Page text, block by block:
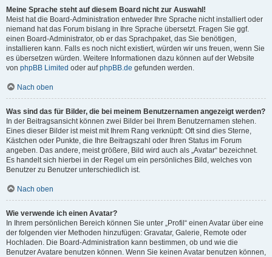
Meine Sprache steht auf diesem Board nicht zur Auswahl!
Meist hat die Board-Administration entweder Ihre Sprache nicht installiert oder
niemand hat das Forum bislang in Ihre Sprache übersetzt. Fragen Sie ggf.
einen Board-Administrator, ob er das Sprachpaket, das Sie benötigen,
installieren kann. Falls es noch nicht existiert, würden wir uns freuen, wenn Sie
es übersetzen würden. Weitere Informationen dazu können auf der Website
von phpBB Limited oder aufphpBB.de gefunden werden.
Nach oben
Was sind das für Bilder, die bei meinem Benutzernamen angezeigt werden?
In der Beitragsansicht können zwei Bilder bei Ihrem Benutzernamen stehen.
Eines dieser Bilder ist meist mit Ihrem Rang verknüpft: Oft sind dies Sterne,
Kästchen oder Punkte, die Ihre Beitragszahl oder Ihren Status im Forum
angeben. Das andere, meist größere, Bild wird auch als „Avatar“ bezeichnet.
Es handelt sich hierbei in der Regel um ein persönliches Bild, welches von
Benutzer zu Benutzer unterschiedlich ist.
Nach oben
Wie verwende ich einen Avatar?
In Ihrem persönlichen Bereich können Sie unter „Profil“ einen Avatar über eine
der folgenden vier Methoden hinzufügen: Gravatar, Galerie, Remote oder
Hochladen. Die Board-Administration kann bestimmen, ob und wie die
Benutzer Avatare benutzen können. Wenn Sie keinen Avatar benutzen können,